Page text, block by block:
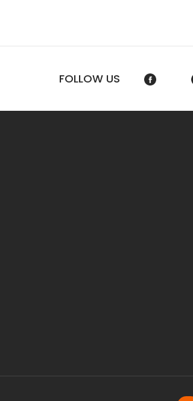
FOLLOW US